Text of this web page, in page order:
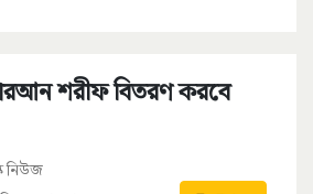
শরীফ বিতরণ করবে
নিউজ